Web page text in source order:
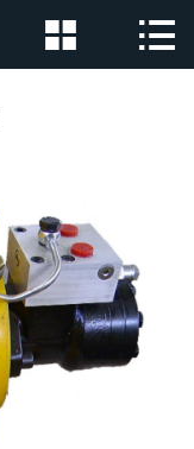
网站首页
厂房厂景
荣誉资质
行业新闻
 